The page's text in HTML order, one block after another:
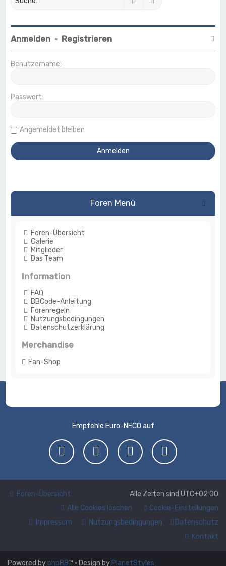
Anmelden • Registrieren
Benutzername:
Passwort:
Angemeldet bleiben
Foren Menü
Foren-Übersicht
Galerie
Mitglieder
Das Team
Information
FAQ
BBCode-Anleitung
Forenregeln
Nutzungsbedingungen
Datenschutzerklärung
Merchandise
Fan-Shop
Empfehle Euro-NECO auf
Foren-Übersicht Alle Zeiten sind UTC+02:00
Cookie-Einstellungen
Alle Cookies löschen
Datenschutz
Nutzungsbedingungen
Impressum
Kontakt
Powered by phpBB™ • Design by PlanetStyles